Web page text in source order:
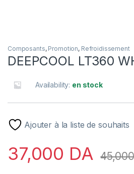
Composants, Promotion, Refroidissement
DEEPCOOL LT360
Availability: en stock
Ajouter à la liste de souhaits
37,000 DA 45,000